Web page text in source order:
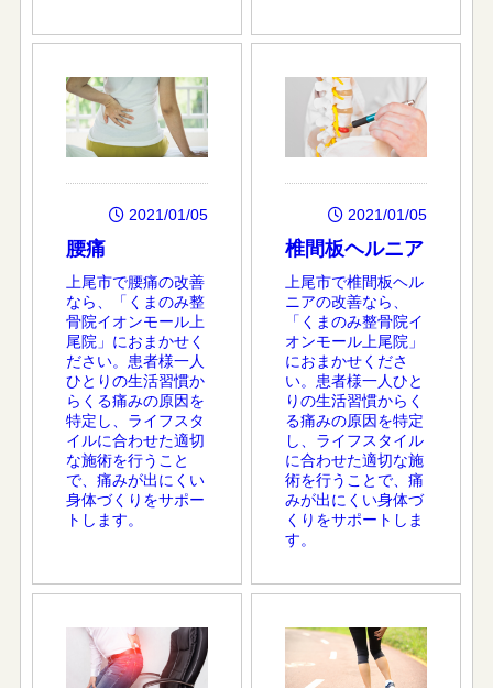
2021/01/05
腰痛
上尾市で腰痛の改善
なら、「くまのみ整
骨院イオンモール上
尾院」におまかせく
ださい。患者様一人
ひとりの生活習慣か
らくる痛みの原因を
特定し、ライフスタ
イルに合わせた適切
な施術を行うこと
で、痛みが出にくい
身体づくりをサポー
トします。
2021/01/05
椎間板ヘルニア
上尾市で椎間板ヘル
ニアの改善なら、
「くまのみ整骨院イ
オンモール上尾院」
におまかせくださ
い。患者様一人ひと
りの生活習慣からく
る痛みの原因を特定
し、ライフスタイル
に合わせた適切な施
術を行うことで、痛
みが出にくい身体づ
くりをサポートしま
す。